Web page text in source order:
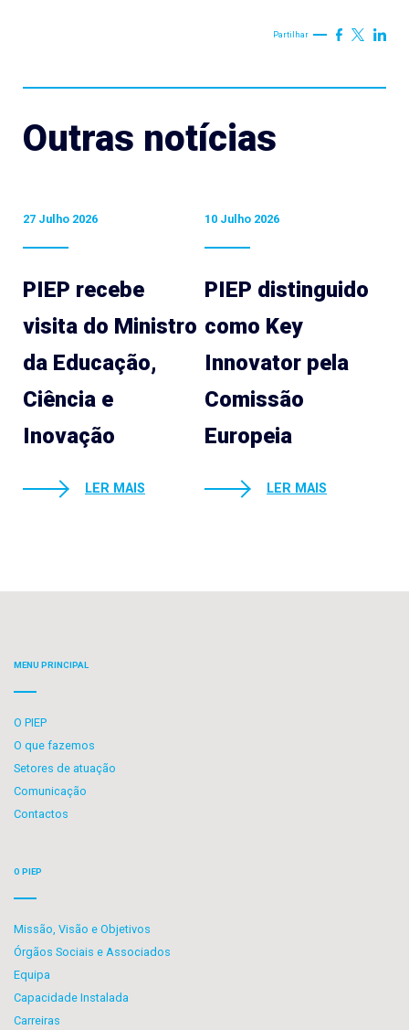
Partilhar
Outras notícias
27 Julho 2026
PIEP recebe
visita do Ministro
da Educação,
Ciência e
Inovação
LER MAIS
10 Julho 2026
PIEP distinguido
como Key
Innovator pela
Comissão
Europeia
LER MAIS
MENU PRINCIPAL
O PIEP
O que fazemos
Setores de atuação
Comunicação
Contactos
O PIEP
Missão, Visão e Objetivos
Órgãos Sociais e Associados
Equipa
Capacidade Instalada
Carreiras